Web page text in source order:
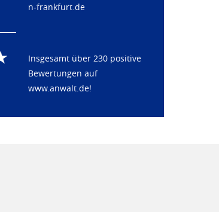
n-frankfurt.de
Insgesamt über 230 positive
Bewertungen auf
www.anwalt.de!